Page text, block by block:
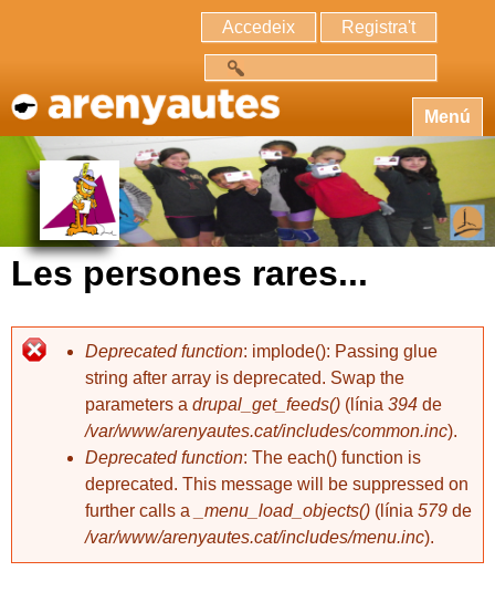
Accedeix Registra't
Menú
Les persones rares...
Deprecated function: implode(): Passing glue
string after array is deprecated. Swap the
parameters a drupal_get_feeds() (línia 394 de
/var/www/arenyautes.cat/includes/common.inc).
Deprecated function: The each() function is
deprecated. This message will be suppressed on
further calls a
_menu_load_objects() (línia 579 de
/var/www/arenyautes.cat/includes/menu.inc).